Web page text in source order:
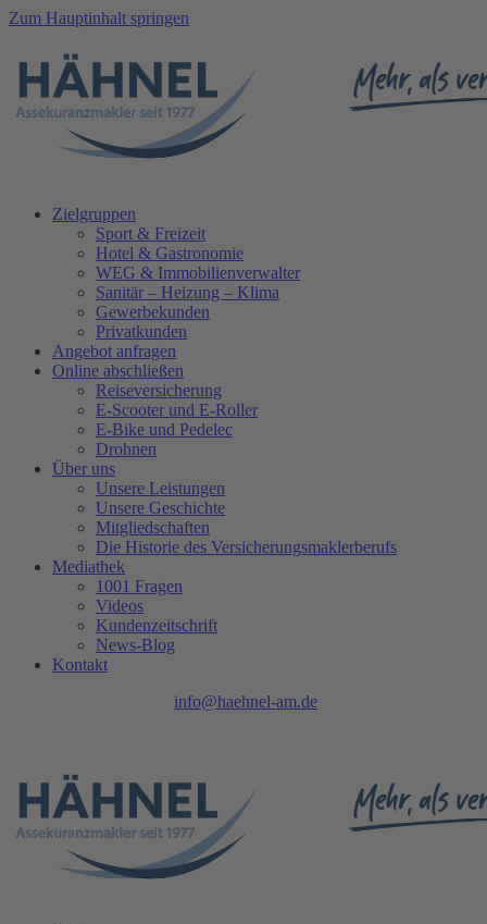
Zum Hauptinhalt springen
Zielgruppen
Sport & Freizeit
Hotel & Gastronomie
WEG & Immobilienverwalter
Sanitär – Heizung – Klima
Gewerbekunden
Privatkunden
Angebot anfragen
Online abschließen
Reiseversicherung
E-Scooter und E-Roller
E-Bike und Pedelec
Drohnen
Über uns
Unsere Leistungen
Unsere Geschichte
Mitgliedschaften
Die Historie des Versicherungsmaklerberufs
Mediathek
1001 Fragen
Videos
Kundenzeitschrift
News-Blog
Kontakt
info@haehnel-am.de